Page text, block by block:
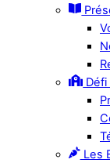
Défi
Les